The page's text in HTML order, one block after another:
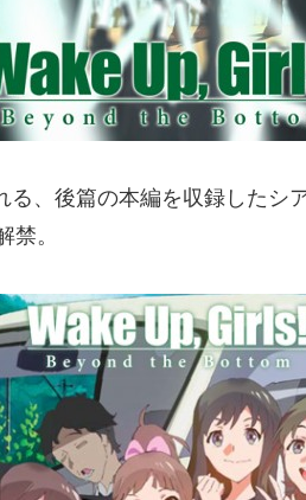
る、後篇の本編を収録したシ
禁。